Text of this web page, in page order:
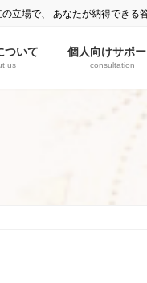
立場で、 あなたが納得できる
ついて
us
個人向けサポー
consultation